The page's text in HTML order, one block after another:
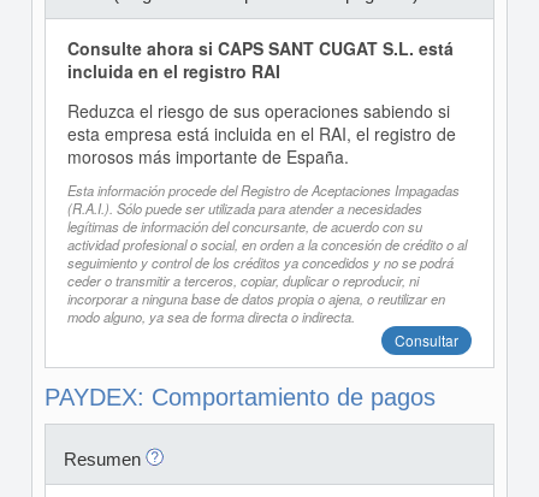
Consulte ahora si CAPS SANT CUGAT S.L. está
incluida en el registro RAI
Reduzca el riesgo de sus operaciones sabiendo si
esta empresa está incluida en el RAI, el registro de
morosos más importante de España.
Esta información procede del Registro de Aceptaciones Impagadas
(R.A.I.). Sólo puede ser utilizada para atender a necesidades
legítimas de información del concursante, de acuerdo con su
actividad profesional o social, en orden a la concesión de crédito o al
seguimiento y control de los créditos ya concedidos y no se podrá
ceder o transmitir a terceros, copiar, duplicar o reproducir, ni
incorporar a ninguna base de datos propia o ajena, o reutilizar en
modo alguno, ya sea de forma directa o indirecta.
Consultar
PAYDEX: Comportamiento de pagos
Resumen